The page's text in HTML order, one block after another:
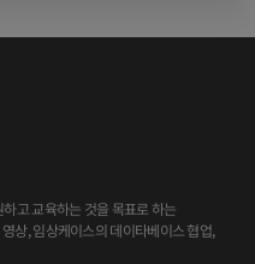
고 교육하는 것을 목표로 하는
상, 임상케이스의 데이타베이스 협업,